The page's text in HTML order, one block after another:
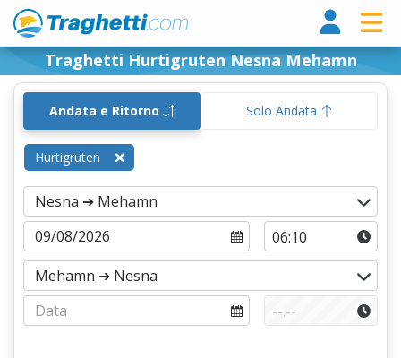
Traghetti Hurtigruten Nesna Mehamn
Andata e Ritorno Solo Andata
Hurtigruten